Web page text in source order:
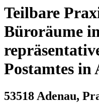
Teilbare
Büroräume
Postamtes in
53518 Adenau,